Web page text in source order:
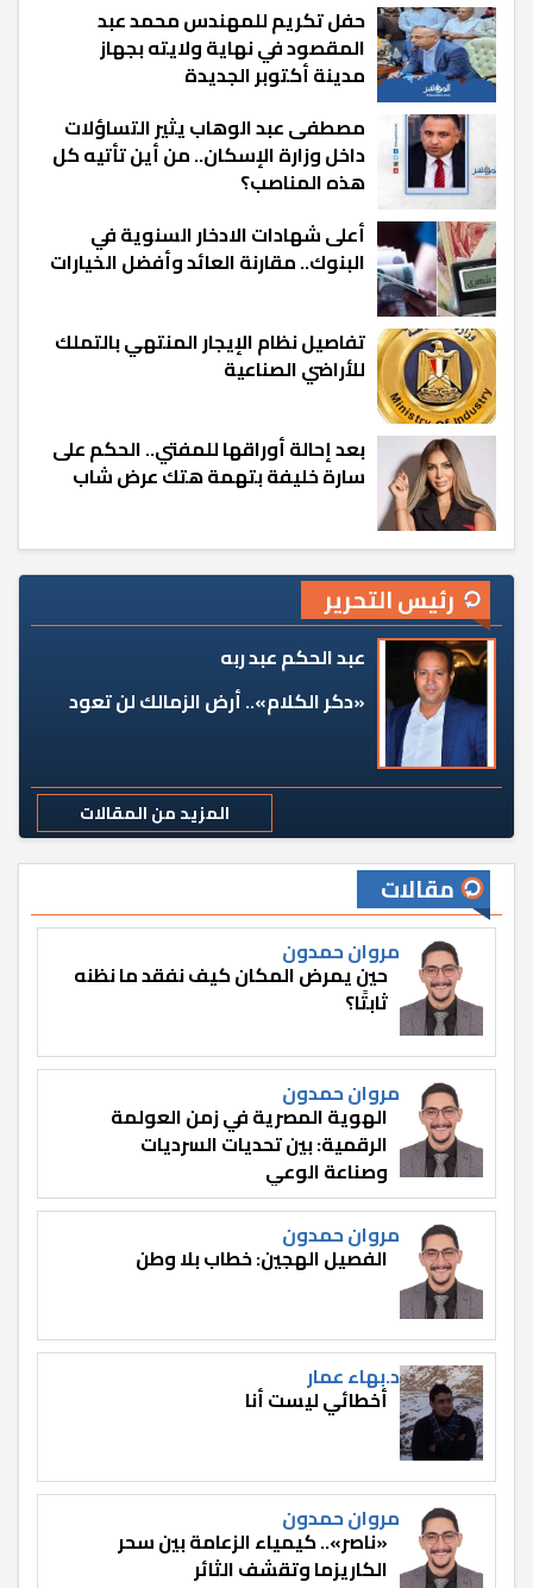
حفل تكريم للمهندس محمد عبد
المقصود في نهاية ولايته بجهاز
مدينة أكتوبر الجديدة
مصطفى عبد الوهاب يثير التساؤلات
داخل وزارة الإسكان.. من أين تأتيه كل
هذه المناصب؟
أعلى شهادات الادخار السنوية في
البنوك.. مقارنة العائد وأفضل الخيارات
تفاصيل نظام الإيجار المنتهي بالتملك
للأراضي الصناعية
بعد إحالة أوراقها للمفتي.. الحكم على
سارة خليفة بتهمة هتك عرض شاب
رئيس التحرير
عبد الحكم عبد ربه
«دكر الكلام».. أرض الزمالك لن تعود
المزيد من المقالات
مقالات
مروان حمدون
حين يمرض المكان كيف نفقد ما نظنه
ثابتًا؟
مروان حمدون
الهوية المصرية في زمن العولمة
الرقمية: بين تحديات السرديات
وصناعة الوعي
مروان حمدون
الفصيل الهجين: خطاب بلا وطن
د.بهاء عمار
أخطائي ليست أنا
مروان حمدون
«ناصر».. كيمياء الزعامة بين سحر
الكاريزما وتقشف الثائر